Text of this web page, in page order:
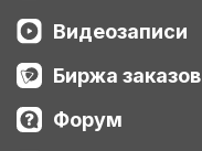
Видеозаписи
Биржа заказов
Форум